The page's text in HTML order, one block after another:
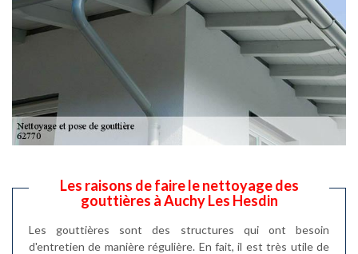
Les raisons de faire le nettoyage des
gouttières à Auchy Les Hesdin
Les gouttières sont des structures qui ont besoin
d'entretien de manière régulière. En fait, il est très utile de